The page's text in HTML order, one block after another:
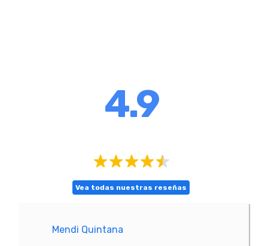
4.9
Vea todas nuestras reseñas
Mendi Quintana